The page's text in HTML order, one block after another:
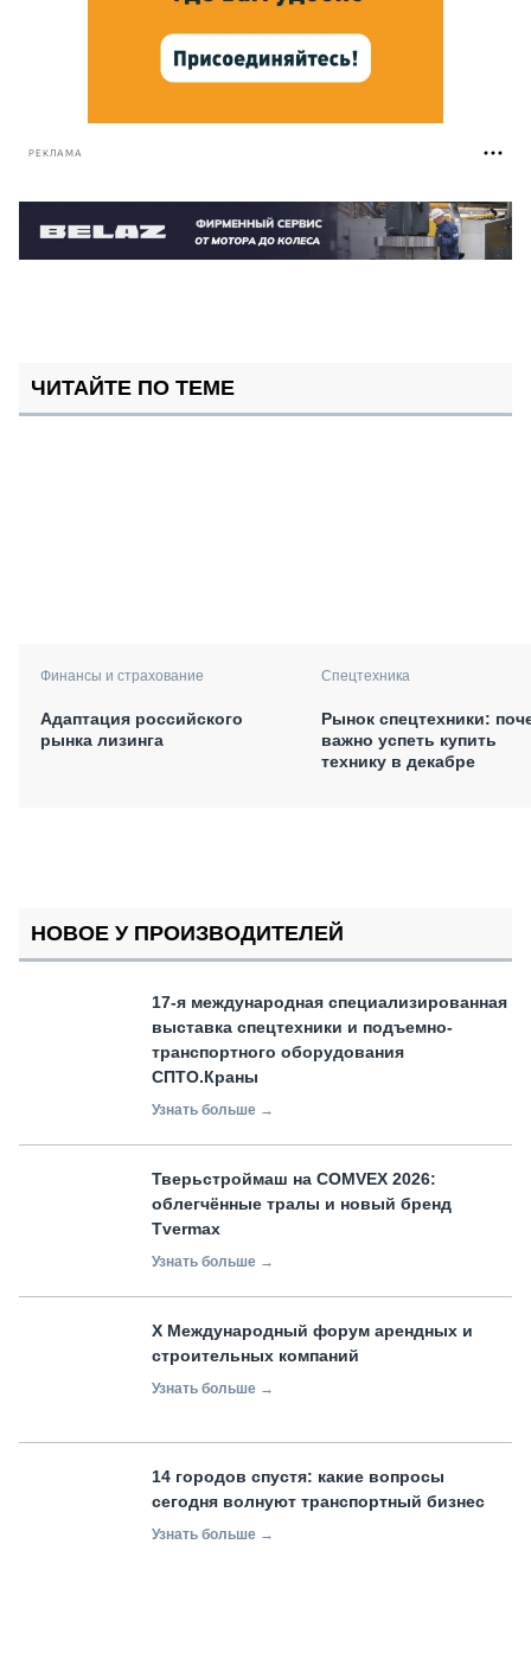
РЕКЛАМА
ЧИТАЙТЕ ПО ТЕМЕ
Финансы и страхование
Адаптация российского
рынка лизинга
Спецтехника
Рынок спецтехники:
важно успеть купить
технику в декабре
НОВОЕ У ПРОИЗВОДИТЕЛЕЙ
17-я международная специализированная
выставка спецтехники и подъемно-
транспортного оборудования
СПТО.Краны
Узнать больше →
Тверьстроймаш на COMVEX 2026:
облегчённые тралы и новый бренд
Tvermax
Узнать больше →
X Международный форум арендных и
строительных компаний
Узнать больше →
14 городов спустя: какие вопросы
сегодня волнуют транспортный бизнес
Узнать больше →